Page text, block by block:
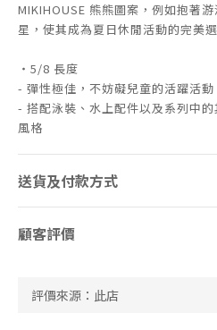
MIKIHOUSE 熊熊圖案，例如抱著
星，使其成為夏日休閒活動的完美選
・5/8 長度
- 彈性極佳，不妨礙兒童的活躍活動
- 搭配泳裝、水上配件以及系列中
風格
送貨及付款方式
顧客評價